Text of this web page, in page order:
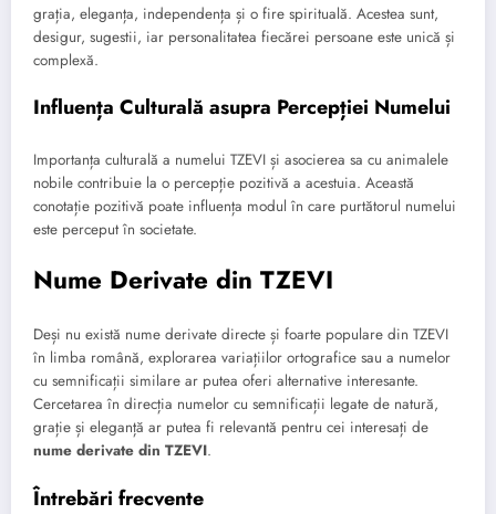
grația, eleganța, independența și o fire spirituală. Acestea sunt,
desigur, sugestii, iar personalitatea fiecărei persoane este unică și
complexă.
Influența Culturală asupra Percepției Numelui
Importanța culturală a numelui TZEVI și asocierea sa cu animalele
nobile contribuie la o percepție pozitivă a acestuia. Această
conotație pozitivă poate influența modul în care purtătorul numelui
este perceput în societate.
Nume Derivate din TZEVI
Deși nu există nume derivate directe și foarte populare din TZEVI
în limba română, explorarea variațiilor ortografice sau a numelor
cu semnificații similare ar putea oferi alternative interesante.
Cercetarea în direcția numelor cu semnificații legate de natură,
grație și eleganță ar putea fi relevantă pentru cei interesați de
nume derivate din TZEVI.
Întrebări frecvente